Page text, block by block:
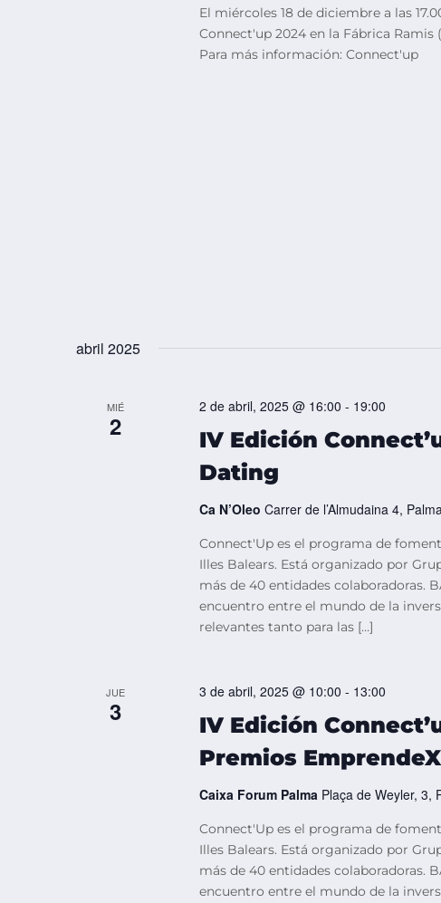
El miércoles 18 de diciembre a las
Connect'up 2024 en la Fábrica
Para más información: Connect'up
abril 2025
MIÉ
2
IV Edición
Dating
2 de abril, 2025 @ 16:00 - 19:00
Ca N’Oleo Carrer de l’Almudaina 4,
Connect'Up es el programa de
Illes Balears. Está organizado por
más de 40 entidades colaboradoras.
encuentro entre el mundo de la
relevantes tanto para las […]
JUE
3
IV Edición
Premios
3 de abril, 2025 @ 10:00 - 13:00
Caixa Forum Palma Plaça de Weyler, 3,
Connect'Up es el programa de
Illes Balears. Está organizado por
más de 40 entidades colaboradoras.
encuentro entre el mundo de la